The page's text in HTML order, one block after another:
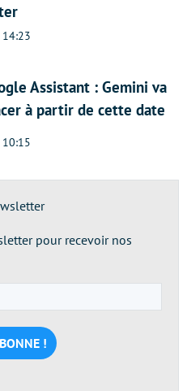
Assistant : Gemini va
à partir de cette date
pour recevoir nos
e-
mail
*